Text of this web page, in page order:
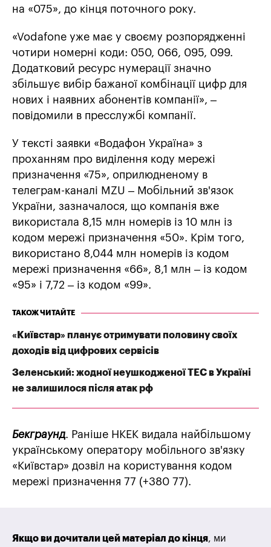
на «075», до кінця поточного року.
«Vodafone уже має у своєму розпорядженні
чотири номерні коди: 050, 066, 095, 099.
Додатковий ресурс нумерації значно
збільшує вибір бажаної комбінації цифр для
нових і наявних абонентів компанії», –
повідомили в пресслужбі компанії.
У тексті заявки «Водафон Україна» з
проханням про виділення коду мережі
призначення «75», оприлюдненому в
телеграм-каналі MZU – Мобільний зв'язок
України, зазначалося, що компанія вже
використала 8,15 млн номерів із 10 млн із
кодом мережі призначення «50». Крім того,
використано 8,044 млн номерів із кодом
мережі призначення «66», 8,1 млн – із кодом
«95» і 7,72 – із кодом «99».
ТАКОЖ ЧИТАЙТЕ
«Київстар» планує отримувати половину своїх
доходів від цифрових сервісів
Зеленський: жодної неушкодженої ТЕС в Україні
не залишилося після атак рф
Бекграунд. Раніше НКЕК видала найбільшому
українському оператору мобільного зв'язку
«Київстар» дозвіл на користування кодом
мережі призначення 77 (+380 77).
Якщо ви дочитали цей матеріал до кінця, ми